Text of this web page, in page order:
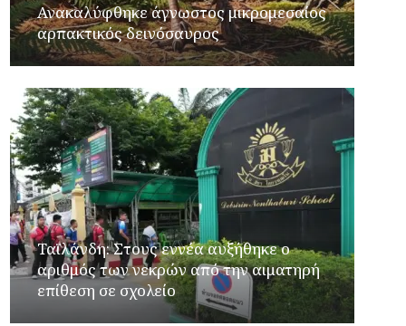
Ανακαλύφθηκε άγνωστος μικρομεσαίος
αρπακτικός δεινόσαυρος
Ταϊλάνδη: Στους εννέα αυξήθηκε ο
αριθμός των νεκρών από την αιματηρή
επίθεση σε σχολείο